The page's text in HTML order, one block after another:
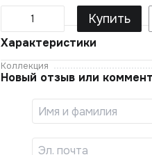
Купить
Характеристики
Коллекция
Новый отзыв или